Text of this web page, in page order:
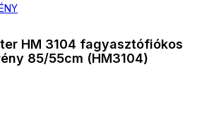
HM 3104 fagyasztófiókos
85/55cm (HM3104)